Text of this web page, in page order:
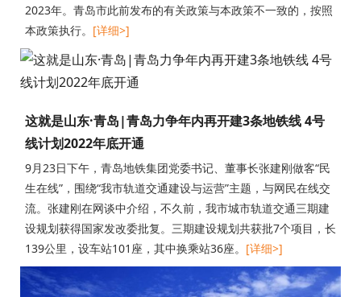
2023年。青岛市此前发布的有关政策与本政策不一致的，按照
本政策执行。 [详细>]
这就是山东·青岛|青岛力争年内再开建3条地铁线 4号
线计划2022年底开通
9月23日下午，青岛地铁集团党委书记、董事长张建刚做客“民
生在线”，围绕“我市轨道交通建设与运营”主题，与网民在线交
流。张建刚在网谈中介绍，不久前，我市城市轨道交通三期建
设规划获得国家发改委批复。三期建设规划共获批7个项目，长
139公里，设车站101座，其中换乘站36座。 [详细>]